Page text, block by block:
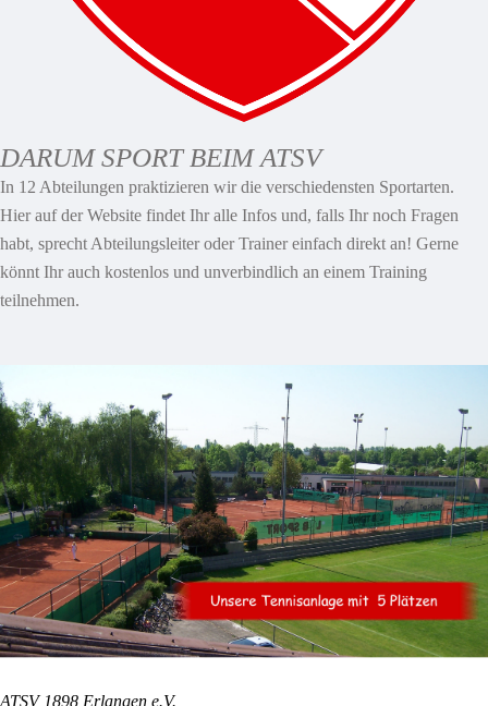
DARUM SPORT BEIM ATSV
In 12 Abteilungen praktizieren wir die verschiedensten Sportarten.
Hier auf der Website findet Ihr alle Infos und, falls Ihr noch Fragen
habt, sprecht Abteilungsleiter oder Trainer einfach direkt an! Gerne
könnt Ihr auch kostenlos und unverbindlich an einem Training
teilnehmen.
ATSV 1898 Erlangen e.V.